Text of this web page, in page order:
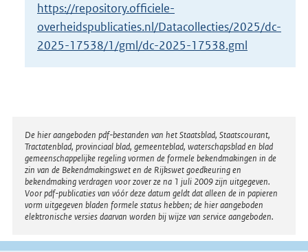
https://repository.officiele-
overheidspublicaties.nl/Datacollecties/2025/dc-
2025-17538/1/gml/dc-2025-17538.gml
Disclaimer
De hier aangeboden pdf-bestanden van het Staatsblad, Staatscourant,
Tractatenblad, provinciaal blad, gemeenteblad, waterschapsblad en blad
gemeenschappelijke regeling vormen de formele bekendmakingen in de
zin van de Bekendmakingswet en de Rijkswet goedkeuring en
bekendmaking verdragen voor zover ze na 1 juli 2009 zijn uitgegeven.
Voor pdf-publicaties van vóór deze datum geldt dat alleen de in papieren
vorm uitgegeven bladen formele status hebben; de hier aangeboden
elektronische versies daarvan worden bij wijze van service aangeboden.